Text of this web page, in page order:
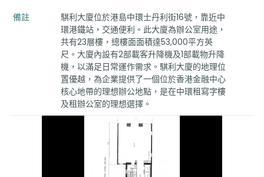
備註
騏利大廈位於港島中環士丹利街16號，靠近中
環港鐵站，交通便利。此大廈為辦公室用途，
共有23層樓，總樓面面積達53,000平方英
尺。大廈內設有2部載客升降機及1部載物升降
機，以滿足日常運作需求。騏利大廈的地理位
置優越，為企業提供了一個位於香港金融中心
核心地帶的理想辦公地點，是在中環租寫字樓
及租辦公室的理想選擇。